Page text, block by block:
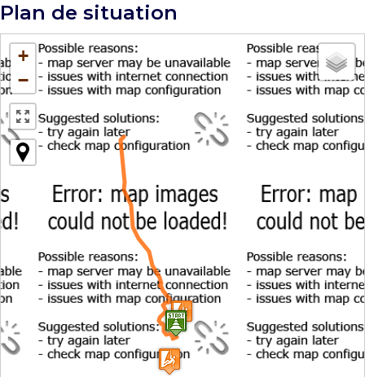
Plan de situation
+
−